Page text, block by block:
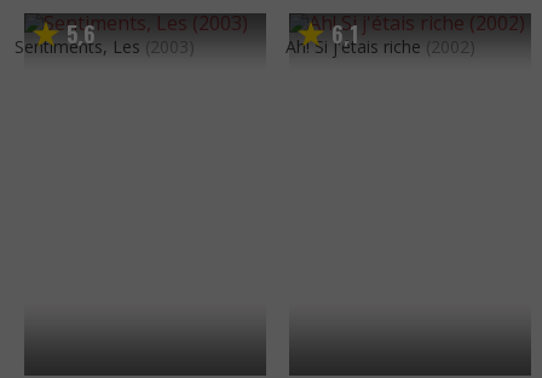
5,6
Sentiments, Les (2003) 6,1
Ah! Si j'étais riche (2002)